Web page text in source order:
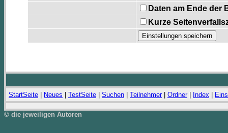
Daten am Ende der
Kurze
StartSeite Neues TestSeite Suchen Teilnehmer| Ordner| Index
© die jeweiligen Autoren